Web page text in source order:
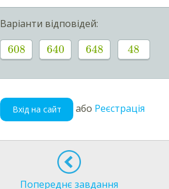
Варіанти відповідей:
608 640 648 48
Вхід на сайт або Реєстрація
Попереднє завдання